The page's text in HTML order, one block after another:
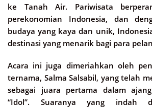
ke Tanah Air. Pariwisata
perekonomian Indonesia, dan
budaya yang kaya dan unik,
destinasi yang menarik bagi para
Acara ini juga dimeriahkan oleh
ternama, Salma Salsabil, yang telah
sebagai juara pertama dalam
“Idol”. Suaranya yang indah